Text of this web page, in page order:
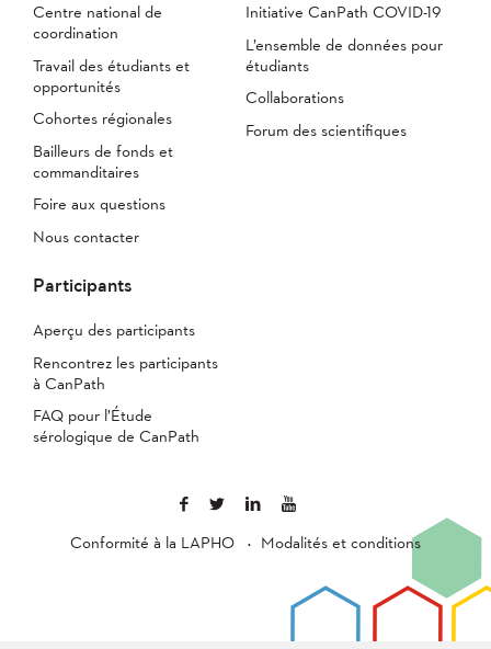
Centre national de
coordination
Travail des étudiants et
opportunités
Cohortes régionales
Bailleurs de fonds et
commanditaires
Foire aux questions
Nous contacter
Initiative CanPath COVID-19
L’ensemble de données pour
étudiants
Collaborations
Forum des scientifiques
Participants
Aperçu des participants
Rencontrez les participants
à CanPath
FAQ pour l’Étude
sérologique de CanPath
Conformité à la LAPHO Modalités et conditions